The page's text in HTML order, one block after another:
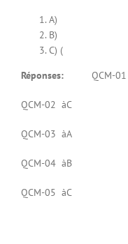
A)
B)
C) (
Réponses: QCM-
QCM-02 àC
QCM-03 àA
QCM-04 àB
QCM-05 àC